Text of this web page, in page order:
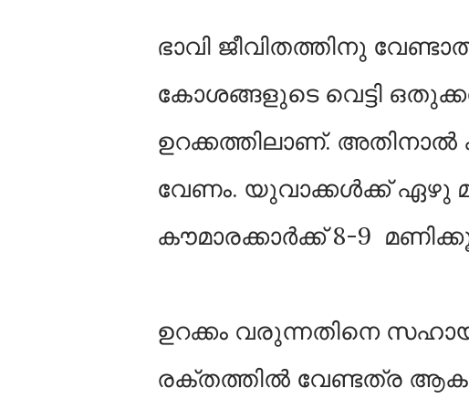
ഭാവി ജീവിതത്തിനു
കോശങ്ങളുടെ വെട്ടി
ഉറക്കത്തിലാണ്. അതിനാൽ
വേണം. യുവാക്കൾക്ക് ഏഴു
കൗമാരക്കാർക്ക് 8-9
ഉറക്കം വരുന്നതിനെ
രക്തത്തിൽ വേണ്ടത്ര